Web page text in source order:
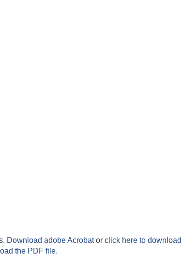
Download adobe Acrobator click here to
the PDF file.